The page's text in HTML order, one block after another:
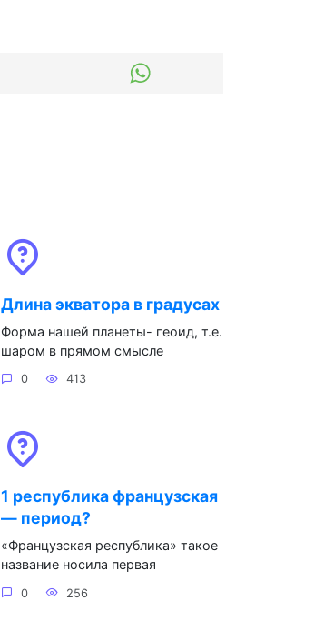
Длина экватора в градусах
Форма нашей планеты- геоид, т.е.
шаром в прямом смысле
0 413
1 республика французская
— период?
«Французская республика» такое
название носила первая
0 256